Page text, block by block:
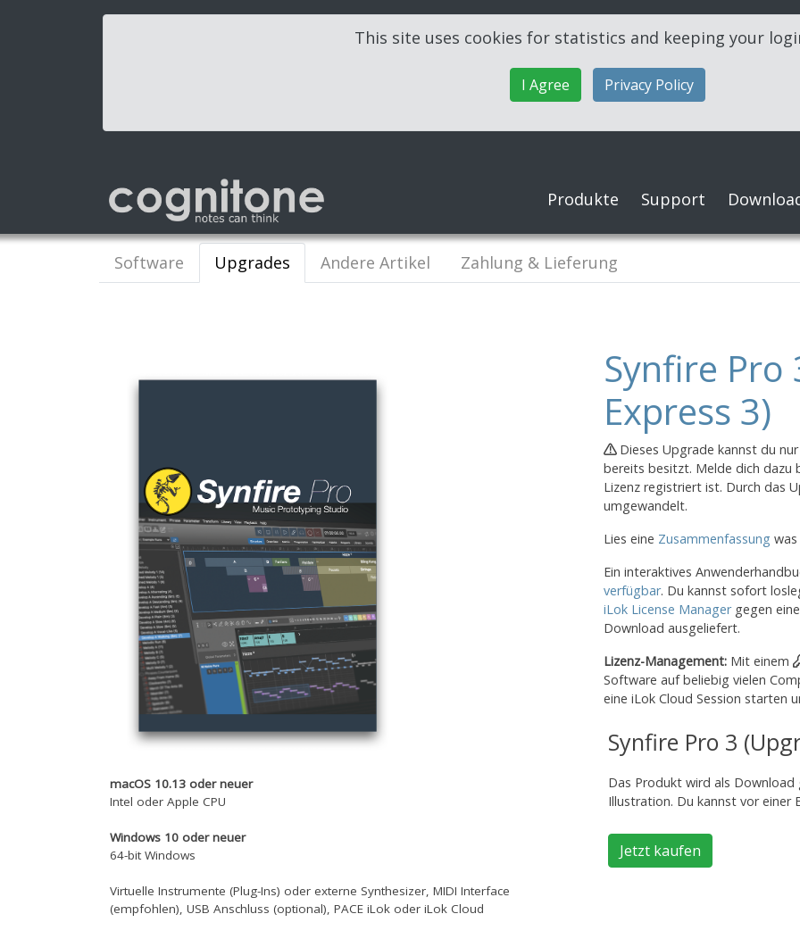
This site uses cookies for statistics and keeping your
I Agree Privacy Policy
Produkte Support
Software Upgrades Andere Artikel Zahlung & Lieferung
macOS 10.13 oder neuer
Intel oder Apple CPU
Windows 10 oder neuer
64-bit Windows
Virtuelle Instrumente (Plug-Ins) oder externe Synthesizer, MIDI Interface
(empfohlen), USB Anschluss (optional), PACE iLok oder iLok Cloud
Synfire Pro
Express 3)
Dieses Upgrade kannst du
bereits besitzt. Melde dich
Lizenz registriert ist. Durch das
umgewandelt.
Lies eine Zusammenfassung
Ein interaktives
verfügbar. Du kannst sofort
iLok License Managergegen
Download ausgeliefert.
Lizenz-Management: Mit einem
Software auf beliebig vielen
eine iLok Cloud Session starten
Synfire Pro 3
Das Produkt wird als
Illustration. Du kannst vor einer